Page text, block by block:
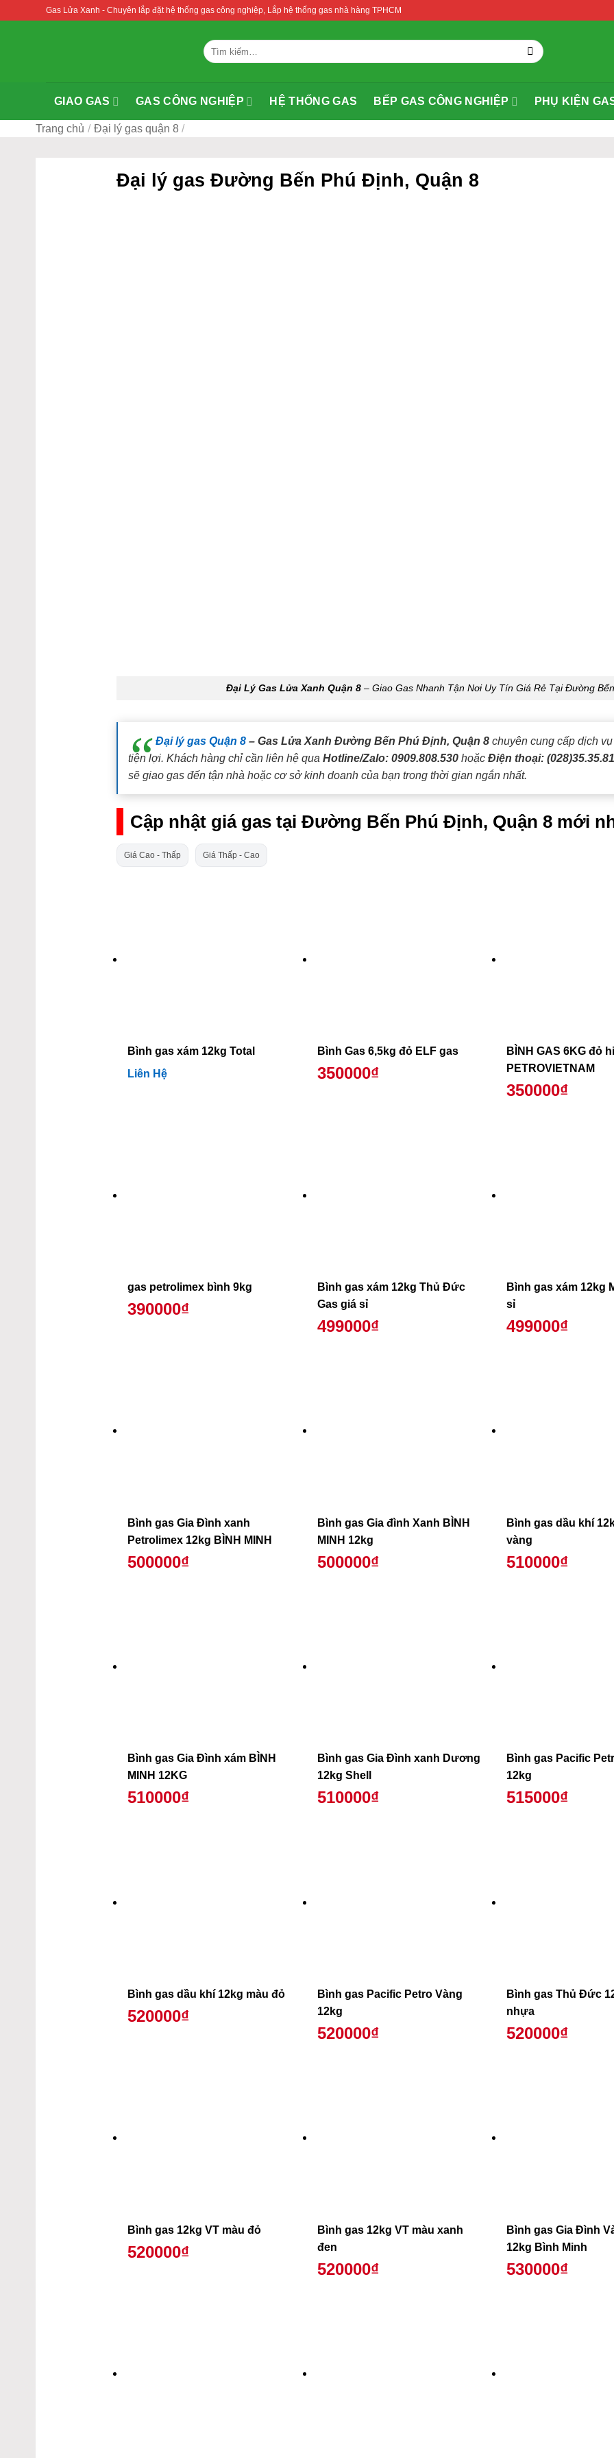
Gas Lửa Xanh - Chuyên lắp đặt hệ thống gas công nghiệp, Lắp hệ thống gas nhà hàng TPHCM
Tìm
kiếm:
GIAO GAS GAS CÔNG NGHIỆP HỆ THỐNG GAS BẾP GAS CÔNG NGHIỆP PHỤ KIỆN
Trang chủ / Đại lý gas quận 8 /
Đại lý gas Đường Bến Phú Định, Quận 8
Đại Lý Gas Lửa Xanh Quận 8– Giao Gas Nhanh Tận Nơi Uy Tín Giá Rẻ Tại Đường
Đại lý gas Quận 8 – Gas Lửa Xanh Đường Bến Phú Định, Quận 8 chuyên cung cấp dịch
tiện lợi. Khách hàng chỉ cần liên hệ quaHotline/Zalo: 0909.808.530 hoặcĐiện thoại:
sẽ giao gas đến tận nhà hoặc cơ sở kinh doanh của bạn trong thời gian ngắn nhất.
Cập nhật giá gas tại Đường Bến Phú Định, Quận 8 mới
Giá Cao - Thấp Giá Thấp - Cao
Bình gas xám 12kg Total
Liên Hệ
Bình Gas 6,5kg đỏ ELF gas
350000₫
BÌNH GAS 6KG đỏ
PETROVIETNAM
350000₫
gas petrolimex bình 9kg
390000₫
Bình gas xám 12kg Thủ Đức
Gas giá sỉ
499000₫
Bình gas xám 12kg
sỉ
499000₫
Bình gas Gia Đình xanh
Petrolimex 12kg BÌNH MINH
500000₫
Bình gas Gia đình Xanh BÌNH
MINH 12kg
500000₫
Bình gas dầu khí
vàng
510000₫
Bình gas Gia Đình xám BÌNH
MINH 12KG
510000₫
Bình gas Gia Đình xanh Dương
12kg Shell
510000₫
Bình gas Pacific
12kg
515000₫
Bình gas dầu khí 12kg màu đỏ
520000₫
Bình gas Pacific Petro Vàng
12kg
520000₫
Bình gas Thủ Đức
nhựa
520000₫
Bình gas 12kg VT màu đỏ
520000₫
Bình gas 12kg VT màu xanh
đen
520000₫
Bình gas Gia Đình
12kg Bình Minh
530000₫